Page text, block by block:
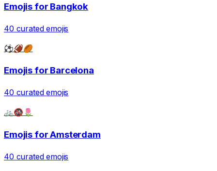
Emojis for Bangkok
40 curated emojis
⚽🏈🏉
Emojis for Barcelona
40 curated emojis
🚲🚳🌷
Emojis forAmsterdam
40 curated emojis